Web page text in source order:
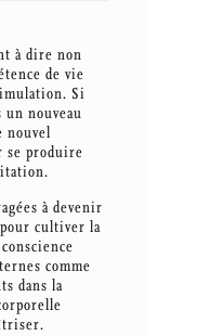
à dire non
de vie
Si
nouveau
nouvel
se produire
à devenir
pour cultiver la
comme
dans la